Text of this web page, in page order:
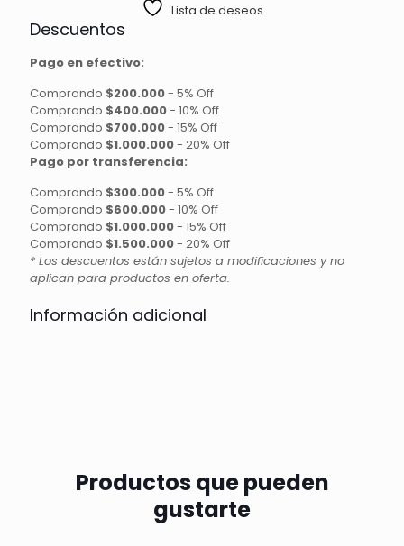
Lista de deseos
Descuentos
Pago en efectivo:
Comprando $200.000- 5% Off
Comprando $400.000- 10% Off
Comprando $700.000- 15% Off
Comprando $1.000.000- 20% Off
Pago por transferencia:
Comprando $300.000- 5% Off
Comprando $600.000- 10% Off
Comprando $1.000.000- 15% Off
Comprando $1.500.000- 20% Off
* Los descuentos están sujetos a modificaciones y no
aplican para productos en oferta.
Información adicional
Productos que pueden
gustarte